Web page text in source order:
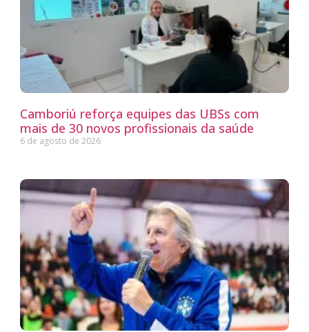
Camboriú reforça equipes das UBSs com
mais de 30 novos profissionais da saúde
6 de agosto de 2026